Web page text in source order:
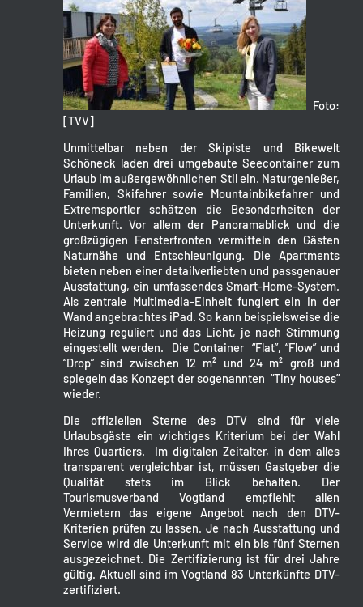
Foto:
[TVV]
Unmittelbar neben der Skipiste und Bikewelt
Schöneck laden drei umgebaute Seecontainer zum
Urlaub im außergewöhnlichen Stil ein. Naturgenießer,
Familien, Skifahrer sowie Mountainbikefahrer und
Extremsportler schätzen die Besonderheiten der
Unterkunft. Vor allem der Panoramablick und die
großzügigen Fensterfronten vermitteln den Gästen
Naturnähe und Entschleunigung. Die Apartments
bieten neben einer detailverliebten und passgenauer
Ausstattung, ein umfassendes Smart-Home-System.
Als zentrale Multimedia-Einheit fungiert ein in der
Wand angebrachtes iPad. So kann beispielsweise die
Heizung reguliert und das Licht, je nach Stimmung
eingestellt werden. Die Container “Flat”, “Flow” und
“Drop” sind zwischen 12 m² und 24 m² groß und
spiegeln das Konzept der sogenannten “Tiny houses”
wieder.
Die offiziellen Sterne des DTV sind für viele
Urlaubsgäste ein wichtiges Kriterium bei der Wahl
Ihres Quartiers. Im digitalen Zeitalter, in dem alles
transparent vergleichbar ist, müssen Gastgeber die
Qualität stets im Blick behalten. Der
Tourismusverband Vogtland empfiehlt allen
Vermietern das eigene Angebot nach den DTV-
Kriterien prüfen zu lassen. Je nach Ausstattung und
Service wird die Unterkunft mit ein bis fünf Sternen
ausgezeichnet. Die Zertifizierung ist für drei Jahre
gültig. Aktuell sind im Vogtland 83 Unterkünfte DTV-
zertifiziert.